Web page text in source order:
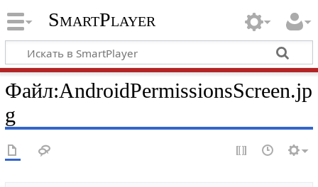
SmartPlayer
Файл:AndroidPermissionsScreen.jp
g